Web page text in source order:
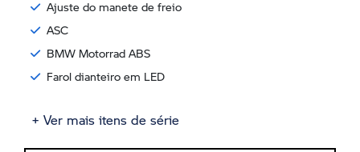
Ajuste do manete de freio
ASC
BMW Motorrad ABS
Farol dianteiro em LED
+ Ver mais itens de série